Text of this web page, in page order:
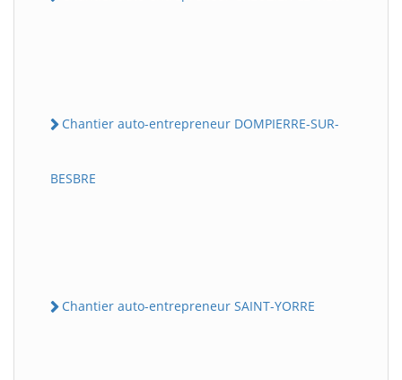
Chantier auto-entrepreneur DOMPIERRE-SUR-
BESBRE
Chantier auto-entrepreneur SAINT-YORRE